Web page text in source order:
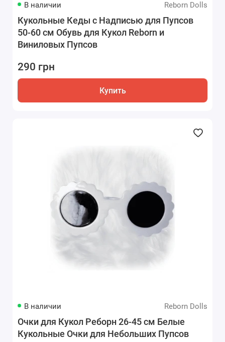
В наличии Reborn Dolls
Кукольные Кеды с Надписью для Пупсов
50-60 см Обувь для Кукол Reborn и
Виниловых Пупсов
290 грн
Купить
В наличии Reborn Dolls
Очки для Кукол Реборн 26-45 см Белые
Кукольные Очки для Небольших Пупсов